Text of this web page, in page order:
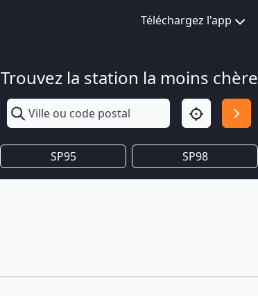
Téléchargez l'app
Trouvez la station la moins chère
SP95 SP98